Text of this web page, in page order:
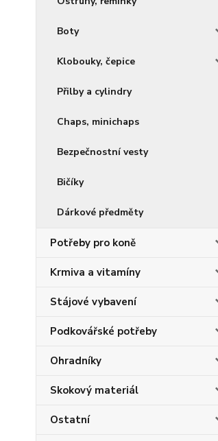
Boty
Klobouky, čepice
Přilby a cylindry
Chaps, minichaps
Bezpečnostní vesty
Bičíky
Dárkové předměty
Potřeby pro koně
Krmiva a vitamíny
Stájové vybavení
Podkovářské potřeby
Ohradníky
Skokový materiál
Ostatní